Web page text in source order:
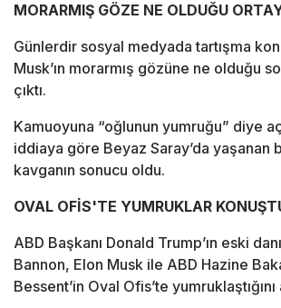
MORARMIŞ GÖZE NE OLDUĞU
Günlerdir sosyal medyada tartışma
Musk’ın morarmış gözüne ne olduğu
çıktı.
Kamuoyuna “oğlunun yumruğu” diye
iddiaya göre Beyaz Saray’da yaşanan
kavganın sonucu oldu.
OVAL OFİS'TE YUMRUKLAR
ABD Başkanı Donald Trump’ın eski
Bannon, Elon Musk ile ABD Hazine
Bessent’in Oval Ofis’te yumruklaştığını